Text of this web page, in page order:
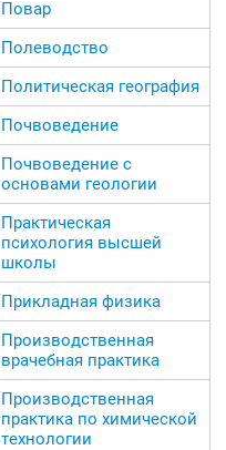
Повар
Полеводство
Политическая география
Почвоведение
Почвоведение с
основами геологии
Практическая
психология высшей
школы
Прикладная физика
Производственная
врачебная практика
Производственная
практика по химической
технологии